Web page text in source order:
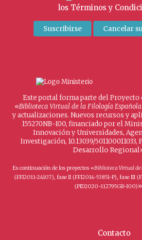
los Términos y
Este portal forma parte del
«Biblioteca Virtual de la Filología Española
y actualizaciones. Nuevos recursos y
155270NB-I00, financiado por el
Innovación y Universidades,
Investigación, 10.13039/
Desarrollo
Es continuación de los proyectos «Biblioteca Virtual de
(FFI2011-24107), fase II (FFI2014-53851-P), fase III
(PID2020-112795GB-I00)
Contacto